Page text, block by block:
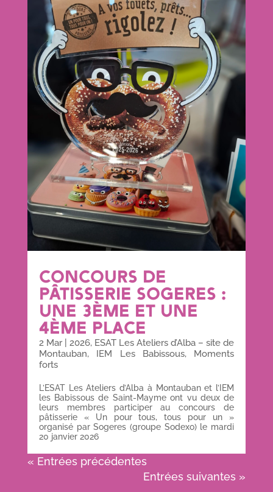
CONCOURS DE
PÂTISSERIE SOGERES :
UNE 3ÈME ET UNE
4ÈME PLACE
2 Mar| 2026, ESAT Les Ateliers d’Alba – site de
Montauban, IEM Les Babissous, Moments
forts
L’ESAT Les Ateliers d’Alba à Montauban et l’IEM
les Babissous de Saint-Mayme ont vu deux de
leurs membres participer au concours de
pâtisserie « Un pour tous, tous pour un »
organisé par Sogeres (groupe Sodexo) le mardi
20 janvier 2026
« Entrées précédentes
Entrées suivantes »